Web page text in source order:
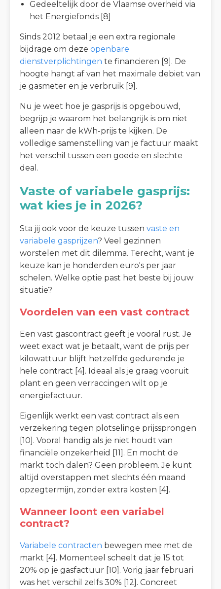
Gedeeltelijk door de Vlaamse overheid via
het Energiefonds [8]
Sinds 2012 betaal je een extra regionale
bijdrage om deze openbare
dienstverplichtingen te financieren [9]. De
hoogte hangt af van het maximale debiet van
je gasmeter en je verbruik [9].
Nu je weet hoe je gasprijs is opgebouwd,
begrijp je waarom het belangrijk is om niet
alleen naar de kWh-prijs te kijken. De
volledige samenstelling van je factuur maakt
het verschil tussen een goede en slechte
deal.
Vaste of variabele gasprijs:
wat kies je in 2026?
Sta jij ook voor de keuze tussen vaste en
variabele gasprijzen? Veel gezinnen
worstelen met dit dilemma. Terecht, want je
keuze kan je honderden euro's per jaar
schelen. Welke optie past het beste bij jouw
situatie?
Voordelen van een vast contract
Een vast gascontract geeft je vooral rust. Je
weet exact wat je betaalt, want de prijs per
kilowattuur blijft hetzelfde gedurende je
hele contract [4]. Ideaal als je graag vooruit
plant en geen verrассingen wilt op je
energiefactuur.
Eigenlijk werkt een vast contract als een
verzekering tegen plotselinge prijssprongen
[10]. Vooral handig als je niet houdt van
financiële onzekerheid [11]. En mocht de
markt toch dalen? Geen probleem. Je kunt
altijd overstappen met slechts één maand
opzegtermijn, zonder extra kosten [4].
Wanneer loont een variabel
contract?
Variabele contracten bewegen mee met de
markt [4]. Momenteel scheelt dat je 15 tot
20% op je gasfactuur [10]. Vorig jaar februari
was het verschil zelfs 30% [12]. Concreet